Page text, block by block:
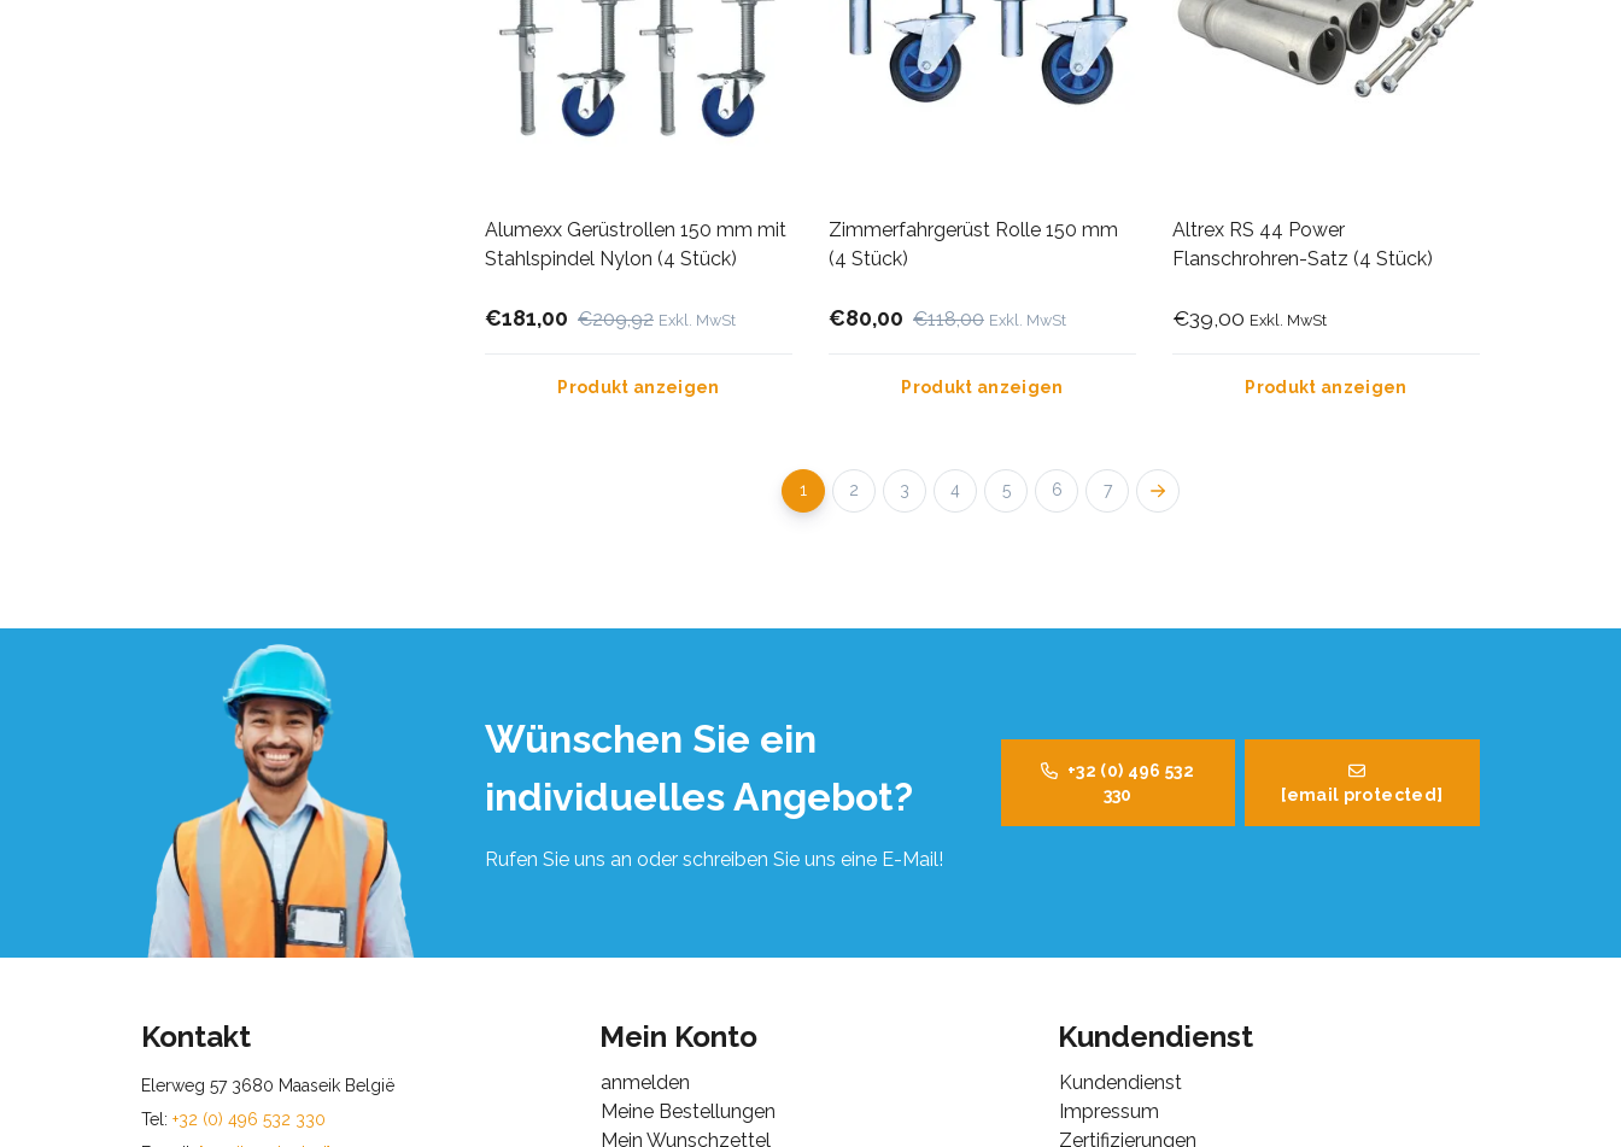
Alumexx Gerüstrollen 150 mm mit
Stahlspindel Nylon (4 Stück)
€181,00 €209,92 Exkl. MwSt
Produkt anzeigen
Zimmerfahrgerüst Rolle 150 mm
(4 Stück)
€80,00 €118,00 Exkl. MwSt
Produkt anzeigen
Altrex RS 44 Power
Flanschrohren-Satz (4 Stück)
€39,00 Exkl. MwSt
Produkt anzeigen
1 2 3 4 5 6 7
Wünschen Sie ein
individuelles Angebot?
Rufen Sie uns an oder schreiben Sie uns eine E-Mail!
+32 (0) 496 532
330
[email protected]
Kontakt
Elerweg 57 3680 Maaseik België
Tel: +32 (0) 496 532 330
Mein Konto
anmelden
Meine Bestellungen
Mein Wunschzettel
Kundendienst
Kundendienst
Impressum
Zertifizierungen